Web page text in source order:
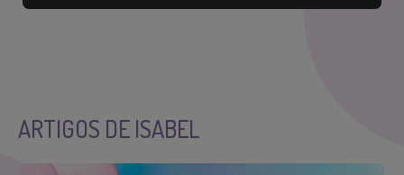
ARTIGOS DE ISABEL